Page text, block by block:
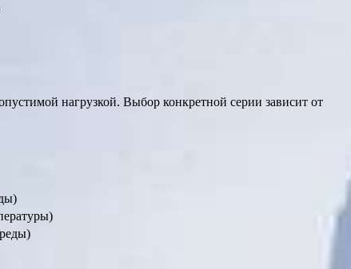
нагрузкой. Выбор конкретной серии зависит от